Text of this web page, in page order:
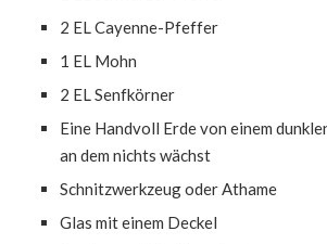
2 EL Cayenne-Pfeffer
1 EL Mohn
2 EL Senfkörner
Eine Handvoll Erde von einem
an dem nichts wächst
Schnitzwerkzeug oder Athame
Glas mit einem Deckel